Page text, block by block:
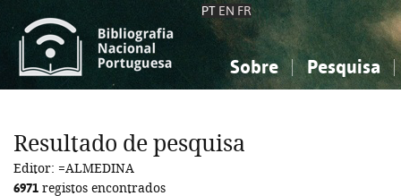
PT EN FR
Sobre Pesquisa
Ciências sociais...
Ciências sociais...
Resultado de pesquisa
Editor: =ALMEDINA
6971 registos encontrados